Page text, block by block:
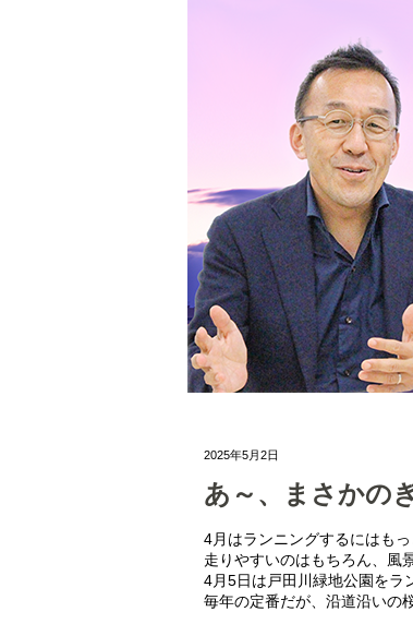
2025年5月2日
あ～、まさかの
4月はランニングするにはもっ
走りやすいのはもちろん、風
4月5日は戸田川緑地公園をラ
毎年の定番だが、沿道沿いの